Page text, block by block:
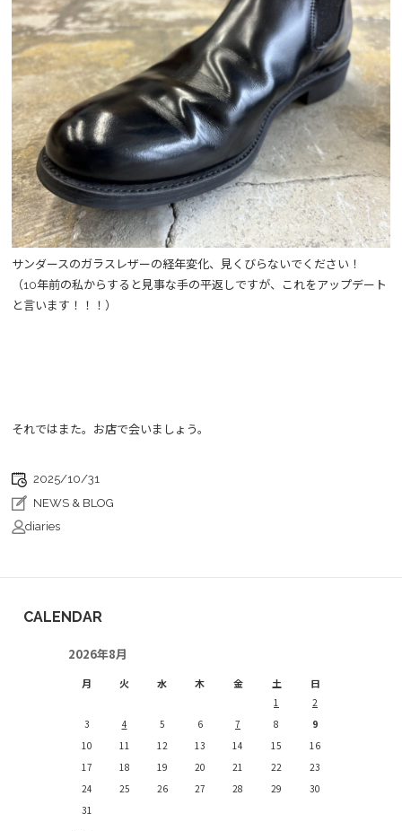
サンダースのガラスレザーの経年変化、見くびらないでください！
（10年前の私からすると見事な手の平返しですが、これをアップデート
と言います！！！）
それではまた。お店で会いましょう。
2025/10/31
NEWS & BLOG
diaries
CALENDAR
2026年8月
月 火 水 木 金 土 日
1
2
3
4 5 6 7 8
9
10
11 12 13 14 15
16
17
18 19 20 21 22
23
24
25 26 27 28 29
30
31